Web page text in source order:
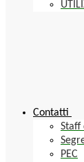
Contatti
Staff
PEC